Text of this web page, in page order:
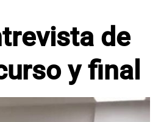
de
y final